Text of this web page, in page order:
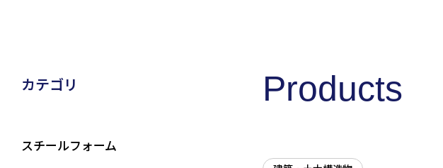
カテゴリ
スチールフォーム
Products